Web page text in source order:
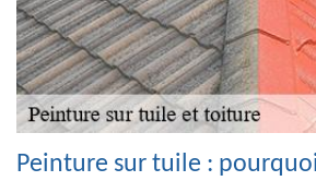
Peinture sur tuile :